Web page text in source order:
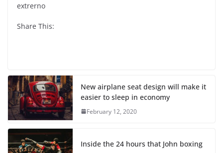
extrerno
Share This:
New airplane seat design will make it
easier to sleep in economy
February 12, 2020
Inside the 24 hours that John boxing